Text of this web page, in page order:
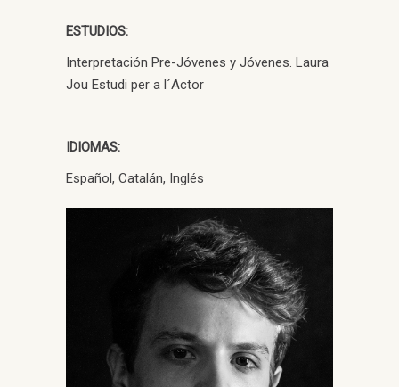
ESTUDIOS:
Interpretación Pre-Jóvenes y Jóvenes. Laura
Jou Estudi per a l´Actor
IDIOMAS:
Español, Catalán, Inglés